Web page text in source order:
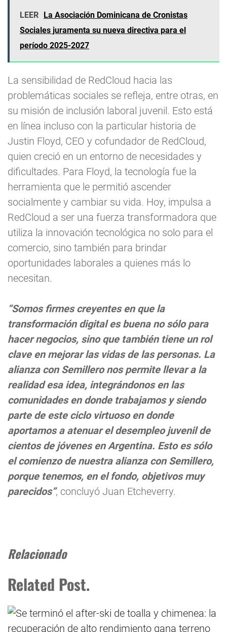
LEER
La Asociación Dominicana de Cronistas
Sociales juramenta su nueva directiva para el
período 2025-2027
La sensibilidad de RedCloud hacia las
problemáticas sociales se refleja, entre otras, en
su misión de inclusión laboral juvenil. Esto está
en línea incluso con la particular historia de
Justin Floyd, CEO y cofundador de RedCloud,
quien creció en un entorno de necesidades y
dificultades. Para Floyd, la tecnología fue la
herramienta que le permitió ascender
socialmente y cambiar su vida. Hoy, impulsa a
RedCloud a ser una fuerza transformadora que
utiliza la innovación tecnológica no solo para el
comercio, sino también para brindar
oportunidades laborales a quienes más lo
necesitan.
“Somos firmes creyentes en que la
transformación digital es buena no sólo para
hacer negocios, sino que también tiene un rol
clave en mejorar las vidas de las personas. La
alianza con Semillero nos permite llevar a la
realidad esa idea, integrándonos en las
comunidades en donde trabajamos y siendo
parte de este ciclo virtuoso en donde
aportamos a atenuar el desempleo juvenil de
cientos de jóvenes en Argentina. Esto es sólo
el comienzo de nuestra alianza con Semillero,
porque tenemos, en el fondo, objetivos muy
parecidos”, concluyó Juan Etcheverry.
Relacionado
Related Post.